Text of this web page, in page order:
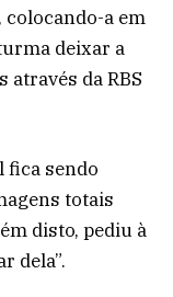
colocando-a em
deixar a
através da RBS
fica sendo
totais
disto, pediu à
dela”.